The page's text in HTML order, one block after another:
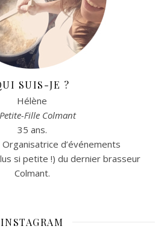
SUIS-JE ?
Hélène
Fille Colmant
35 ans.
d’événements
si petite !) du dernier brasseur
Colmant.
INSTAGRAM